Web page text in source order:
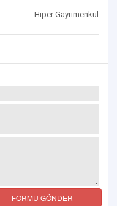
Hiper Gayrimenkul
FORMU GÖNDER